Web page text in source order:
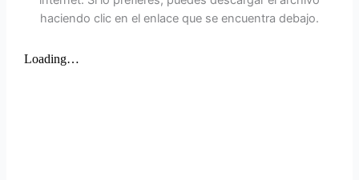
haciendo clic en el enlace que se encuentra debajo.